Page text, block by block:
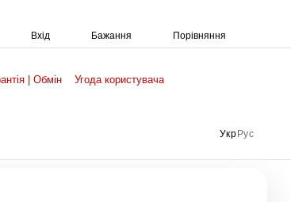
Вхід Бажання Порівняння
| Обмін Угода користувача
Укр Рус